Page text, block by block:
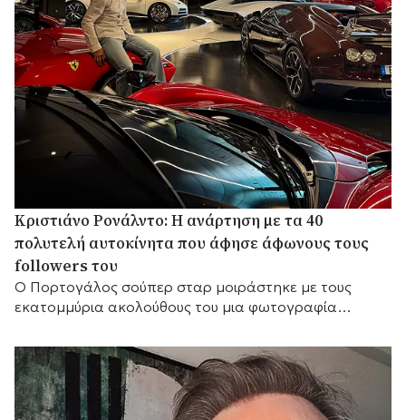
Κριστιάνο Ρονάλντο: Η ανάρτηση με τα 40
πολυτελή αυτοκίνητα που άφησε άφωνους τους
followers του
Ο Πορτογάλος σούπερ σταρ μοιράστηκε με τους
εκατομμύρια ακολούθους του μια φωτογραφία
οποία περιλαμβάνει Ferrari, Bugatti, McLaren και
Mercedes, γράφοντας χαρακτηριστικά: «Τα παιχνίδια
μου».